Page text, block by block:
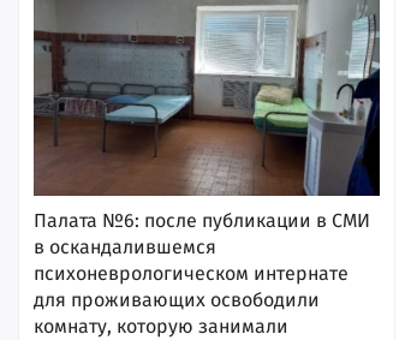
Палата №6: после публикации в СМИ
в оскандалившемся
психоневрологическом интернате
для проживающих освободили
комнату, которую занимали